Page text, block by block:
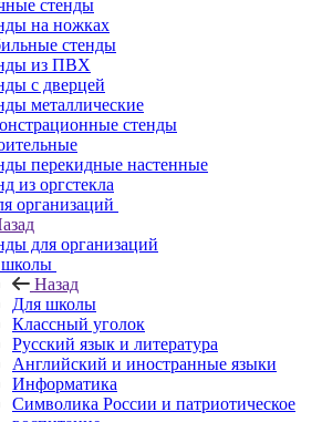
стенды
на ножках
стенды
из ПВХ
с дверцей
металлические
стенды
перекидные настенные
из оргстекла
организаций
для организаций
Назад
Для школы
Классный уголок
Русский язык и литература
Английский и иностранные языки
Информатика
Символика России и патриотическое